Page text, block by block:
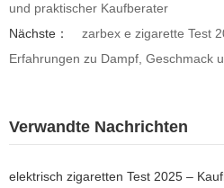
und praktischer Kaufberater
Nächste：
zarbex e zigarette Test
Erfahrungen zu Dampf, Geschmack
Verwandte Nachrichten
elektrisch zigaretten Test 2025 –